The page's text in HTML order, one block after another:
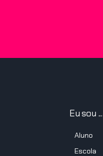
Eu sou ...
Aluno
Escola